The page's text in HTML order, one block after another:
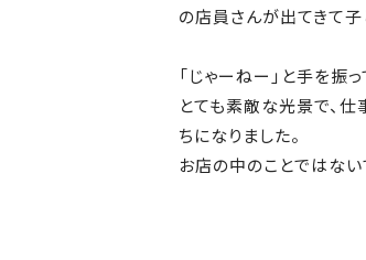
の店員さんが出てきて
「じゃーねー」と手を振
とても素敵な光景で、
ちになりました。
お店の中のことではない